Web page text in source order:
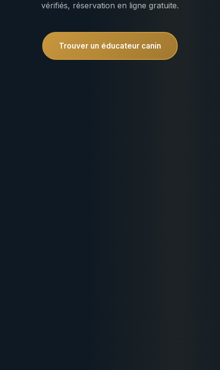
vérifiés, réservation en ligne gratuite.
Trouver un éducateur canin